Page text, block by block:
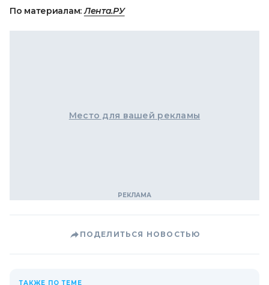
По материалам:Лента.РУ
Место для вашей рекламы
ПОДЕЛИТЬСЯ НОВОСТЬЮ
ТАКЖЕ ПО ТЕМЕ